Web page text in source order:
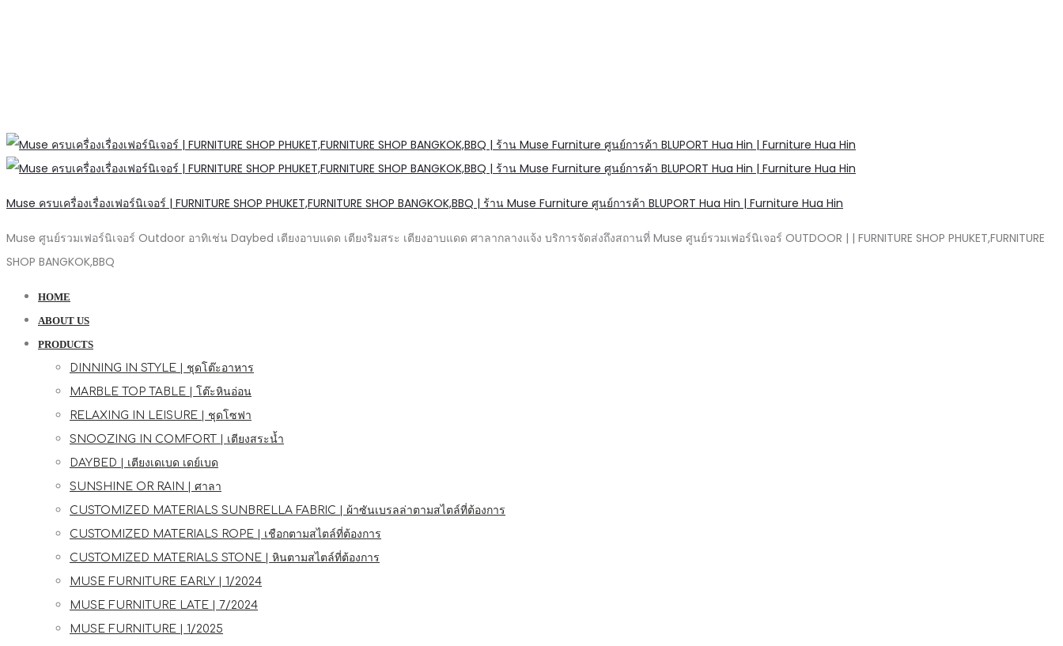
Muse ครบเครื่องเรื่องเฟอร์นิเจอร์ | FURNITURE SHOP PHUKET,FURNITURE SHOP BANGKOK,BBQ | ร้าน Muse Furniture ศูนย์การค้า BLUPORT Hua Hin | Furniture Hua Hin
Muse ศูนย์รวมเฟอร์นิเจอร์ Outdoor อาทิเช่น Daybed เตียงอาบแดด เตียงริมสระ เตียงอาบแดด ศาลากลางแจ้ง บริการจัดส่งถึงสถานที่ Muse ศูนย์รวมเฟอร์นิเจอร์ OUTDOOR | | FURNITURE SHOP PHUKET,FURNITURE
SHOP BANGKOK,BBQ
HOME
ABOUT US
PRODUCTS
DINNING IN STYLE | ชุดโต๊ะอาหาร
MARBLE TOP TABLE | โต๊ะหินอ่อน
RELAXING IN LEISURE | ชุดโซฟา
SNOOZING IN COMFORT | เตียงสระน้ำ
DAYBED | เตียงเดเบด เดย์เบด
SUNSHINE OR RAIN | ศาลา
CUSTOMIZED MATERIALS SUNBRELLA FABRIC | ผ้าซันเบรลล่าตามสไตล์ที่ต้องการ
CUSTOMIZED MATERIALS ROPE | เชือกตามสไตล์ที่ต้องการ
CUSTOMIZED MATERIALS STONE | หินตามสไตล์ที่ต้องการ
MUSE FURNITURE EARLY | 1/2024
MUSE FURNITURE LATE | 7/2024
MUSE FURNITURE | 1/2025